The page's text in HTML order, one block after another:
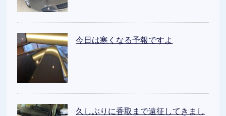
今日は寒くなる予報ですよ
久しぶりに香取まで遠征してきまし